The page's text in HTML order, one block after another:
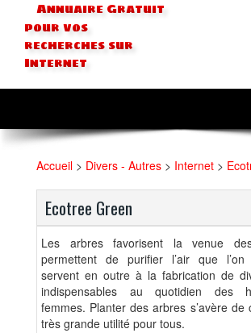
Annuaire Gratuit
pour vos
recherches sur
Internet
Accueil > Divers - Autres > Internet >
Ecotree Green
Les arbres favorisent la venue
permettent de purifier l’air que
servent en outre à la fabrication de
indispensables au quotidien des
femmes. Planter des arbres s’avère de
très grande utilité pour tous.